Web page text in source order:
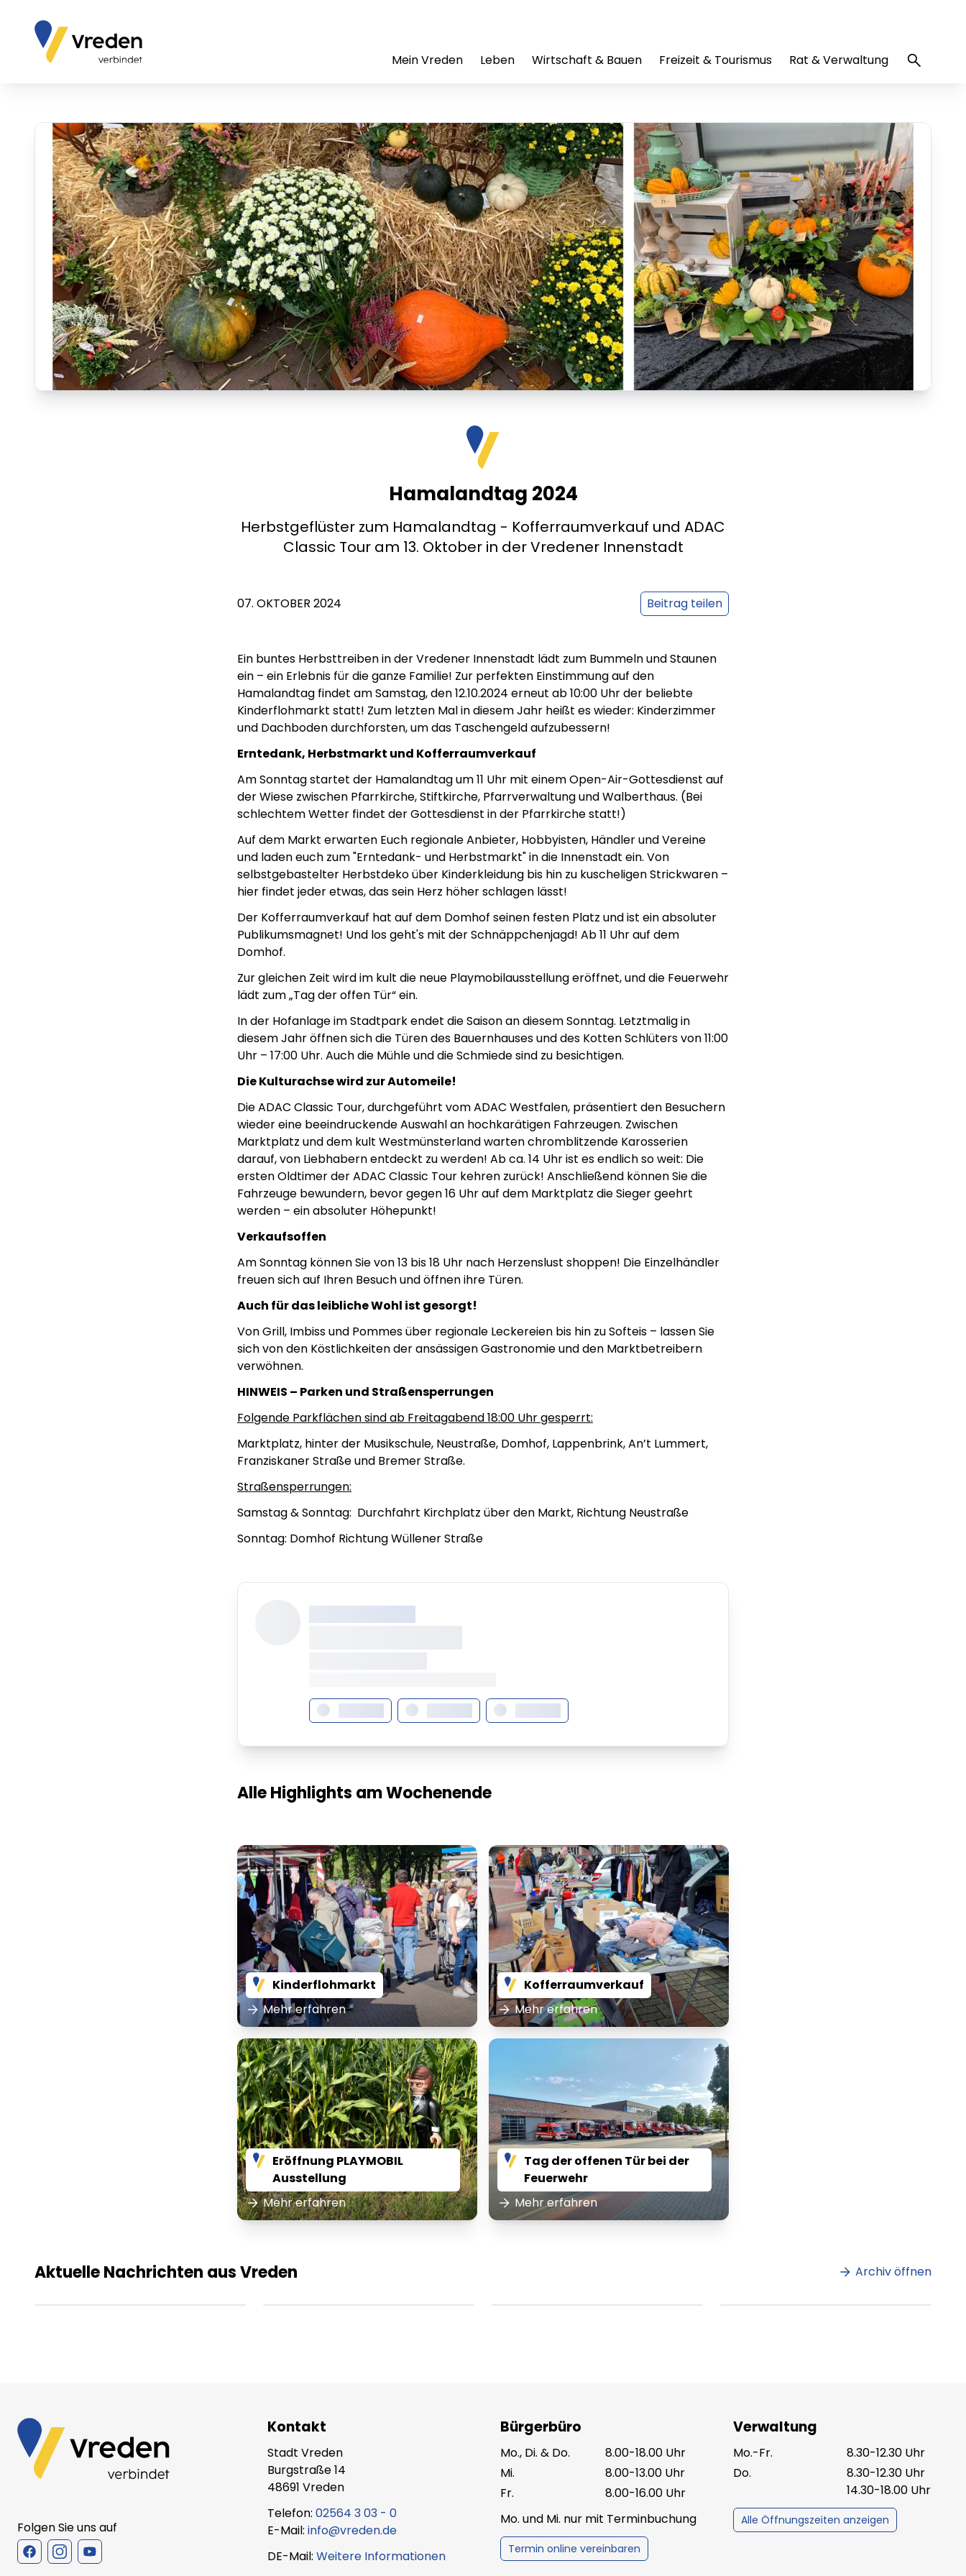
Mein Vreden Leben Wirtschaft & Bauen Freizeit & Tourismus Rat & Verwaltung
Hamalandtag 2024
Herbstgeflüster zum Hamalandtag - Kofferraumverkauf und ADAC
Classic Tour am 13. Oktober in der Vredener Innenstadt
07. OKTOBER 2024 Beitrag teilen
Ein buntes Herbsttreiben in der Vredener Innenstadt lädt zum Bummeln und Staunen
ein – ein Erlebnis für die ganze Familie! Zur perfekten Einstimmung auf den
Hamalandtag findet am Samstag, den 12.10.2024 erneut ab 10:00 Uhr der beliebte
Kinderflohmarkt statt! Zum letzten Mal in diesem Jahr heißt es wieder: Kinderzimmer
und Dachboden durchforsten, um das Taschengeld aufzubessern!
Erntedank, Herbstmarkt und Kofferraumverkauf
Am Sonntag startet der Hamalandtag um 11 Uhr mit einem Open-Air-Gottesdienst auf
der Wiese zwischen Pfarrkirche, Stiftkirche, Pfarrverwaltung und Walberthaus. (Bei
schlechtem Wetter findet der Gottesdienst in der Pfarrkirche statt!)
Auf dem Markt erwarten Euch regionale Anbieter, Hobbyisten, Händler und Vereine
und laden euch zum "Erntedank- und Herbstmarkt" in die Innenstadt ein. Von
selbstgebastelter Herbstdeko über Kinderkleidung bis hin zu kuscheligen Strickwaren –
hier findet jeder etwas, das sein Herz höher schlagen lässt!
Der Kofferraumverkauf hat auf dem Domhof seinen festen Platz und ist ein absoluter
Publikumsmagnet! Und los geht's mit der Schnäppchenjagd! Ab 11 Uhr auf dem
Domhof.
Zur gleichen Zeit wird im kult die neue Playmobilausstellung eröffnet, und die Feuerwehr
lädt zum „Tag der offen Tür“ ein.
In der Hofanlage im Stadtpark endet die Saison an diesem Sonntag. Letztmalig in
diesem Jahr öffnen sich die Türen des Bauernhauses und des Kotten Schlüters von 11:00
Uhr – 17:00 Uhr. Auch die Mühle und die Schmiede sind zu besichtigen.
Die Kulturachse wird zur Automeile!
Die ADAC Classic Tour, durchgeführt vom ADAC Westfalen, präsentiert den Besuchern
wieder eine beeindruckende Auswahl an hochkarätigen Fahrzeugen. Zwischen
Marktplatz und dem kult Westmünsterland warten chromblitzende Karosserien
darauf, von Liebhabern entdeckt zu werden! Ab ca. 14 Uhr ist es endlich so weit: Die
ersten Oldtimer der ADAC Classic Tour kehren zurück! Anschließend können Sie die
Fahrzeuge bewundern, bevor gegen 16 Uhr auf dem Marktplatz die Sieger geehrt
werden – ein absoluter Höhepunkt!
Verkaufsoffen
Am Sonntag können Sie von 13 bis 18 Uhr nach Herzenslust shoppen! Die Einzelhändler
freuen sich auf Ihren Besuch und öffnen ihre Türen.
Auch für das leibliche Wohl ist gesorgt!
Von Grill, Imbiss und Pommes über regionale Leckereien bis hin zu Softeis – lassen Sie
sich von den Köstlichkeiten der ansässigen Gastronomie und den Marktbetreibern
verwöhnen.
HINWEIS – Parken und Straßensperrungen
Folgende Parkflächen sind ab Freitagabend 18:00 Uhr gesperrt:
Marktplatz, hinter der Musikschule, Neustraße, Domhof, Lappenbrink, An’t Lummert,
Franziskaner Straße und Bremer Straße.
Straßensperrungen:
Samstag & Sonntag: Durchfahrt Kirchplatz über den Markt, Richtung Neustraße
Sonntag: Domhof Richtung Wüllener Straße
Alle Highlights am Wochenende
Kinderflohmarkt
Mehr erfahren
Kofferraumverkauf
Mehr erfahren
Eröffnung PLAYMOBIL
Ausstellung
Mehr erfahren
Tag der offenen Tür bei der
Feuerwehr
Mehr erfahren
Aktuelle Nachrichten aus Vreden Archiv öffnen
amet.
Folgen Sie uns auf
Kontakt
Stadt Vreden
Burgstraße 14
48691 Vreden
Telefon: 02564 3 03 - 0
E-Mail: info@vreden.de
DE-Mail: Weitere Informationen
Bürgerbüro
Mo., Di. & Do.
8.00-18.00 Uhr
Mi.
8.00-13.00 Uhr
Fr.
8.00-16.00 Uhr
Mo. und Mi. nur mit Terminbuchung
Termin online vereinbaren
Verwaltung
Mo.-Fr.
8.30-12.30 Uhr
Do.
8.30-12.30 Uhr
14.30-18.00 Uhr
Alle Öffnungszeiten anzeigen